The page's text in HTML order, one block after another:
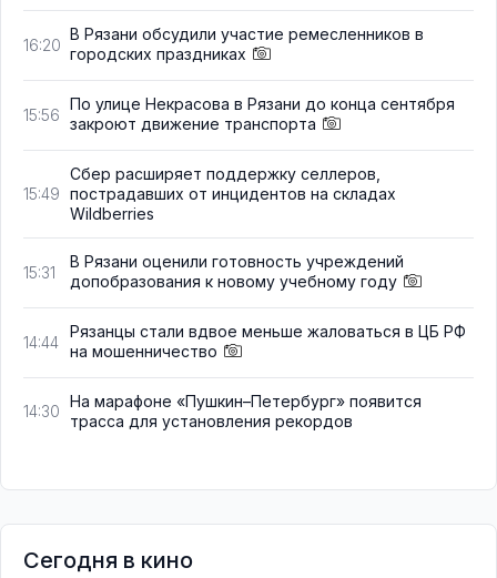
16:20
В Рязани обсудили участие ремесленников в
городских праздниках
15:56
По улице Некрасова в Рязани до конца сентября
закроют движение транспорта
15:49
Сбер расширяет поддержку селлеров,
пострадавших от инцидентов на складах
Wildberries
15:31
В Рязани оценили готовность учреждений
допобразования к новому учебному году
14:44
Рязанцы стали вдвое меньше жаловаться в ЦБ РФ
на мошенничество
14:30
На марафоне «Пушкин–Петербург» появится
трасса для установления рекордов
Сегодня в кино